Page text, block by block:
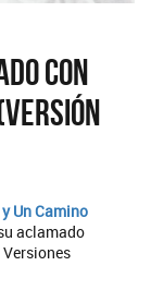
con
Un Camino
aclamado